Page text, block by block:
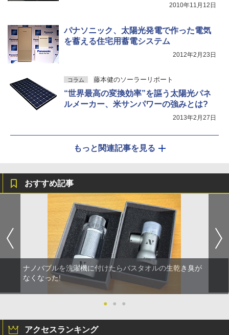
2010年11月12日
パナソニック、太陽光発電で作った電気
を蓄える住宅用蓄電システム
2012年2月23日
コラム 藤本健のソーラーリポート
“世界最高の変換効率”を謳う太陽光パネ
ルメーカー、米サンパワーの強みとは?
2013年2月27日
もっと関連記事を見る
おすすめ記事
ナノバブルを洗濯機に付けたらバスタオルの生乾き臭が
なくなった!
● ● ●
アクセスランキング